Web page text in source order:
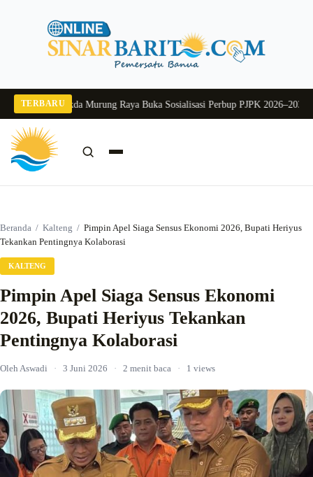
TERBARU
2026Pj Sekda Murung Raya Buka Sosialisasi Perbup PJPK 2026–2030
Beranda / Kalteng / Pimpin Apel Siaga Sensus Ekonomi 2026, Bupati Heriyus
Tekankan Pentingnya Kolaborasi
KALTENG
Pimpin Apel Siaga Sensus Ekonomi
2026, Bupati Heriyus Tekankan
Pentingnya Kolaborasi
Oleh Aswadi · 3 Juni 2026 · 2 menit baca · 1 views